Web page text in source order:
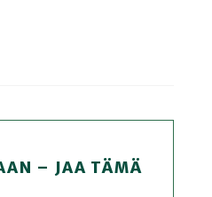
– JAA TÄMÄ